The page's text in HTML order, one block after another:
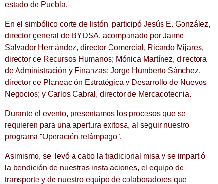
estado de Puebla.
En el simbólico corte de listón, participó Jesús E. González,
director general de BYDSA, acompañado por Jaime
Salvador Hernández, director Comercial, Ricardo Mijares,
director de Recursos Humanos; Mónica Martínez, directora
de Administración y Finanzas; Jorge Humberto Sánchez,
director de Planeación Estratégica y Desarrollo de Nuevos
Negocios; y Carlos Cabral, director de Mercadotecnia.
Durante el evento, presentamos los procesos que se
requieren para una apertura exitosa, al seguir nuestro
programa “Operación relámpago”.
Asimismo, se llevó a cabo la tradicional misa y se impartió
la bendición de nuestras instalaciones, el equipo de
transporte y de nuestro equipo de colaboradores que